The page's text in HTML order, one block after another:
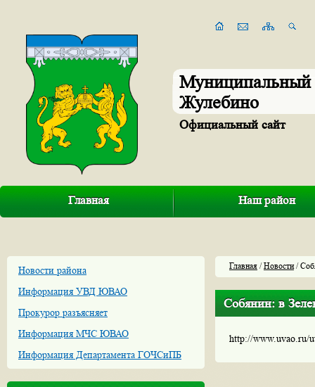
Муниципальный
Жулебино
Официальный сайт
Главная Наш район
Новости района
Информация УВД ЮВАО
Прокурор разъясняет
Информация МЧС ЮВАО
Информация Департамента ГОЧСиПБ
Главная /Новости/
Собянин: в
http://www.uvao.ru/